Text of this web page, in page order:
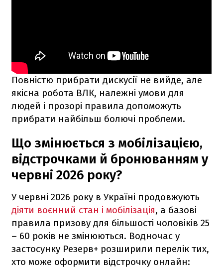
Повністю прибрати дискусії не вийде, але
якісна робота ВЛК, належні умови для
людей і прозорі правила допоможуть
прибрати найбільш болючі проблеми.
Що змінюється з мобілізацією,
відстрочками й бронюванням у
червні 2026 року?
У червні 2026 року в Україні продовжують
діяти воєнний стан і мобілізація, а базові
правила призову для більшості чоловіків 25
– 60 років не змінюються. Водночас у
застосунку Резерв+ розширили перелік тих,
хто може оформити відстрочку онлайн: